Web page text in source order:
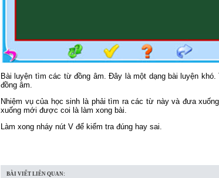
Bài luyện tìm các từ đồng âm. Đây là một dạng bài luyện
đồng âm.
Nhiệm vụ của học sinh là phải tìm ra các từ này và đưa
xuống mới được coi là làm xong bài.
Làm xong nháy nút V để kiểm tra đúng hay sai.
BÀI VIẾT LIÊN QUAN: